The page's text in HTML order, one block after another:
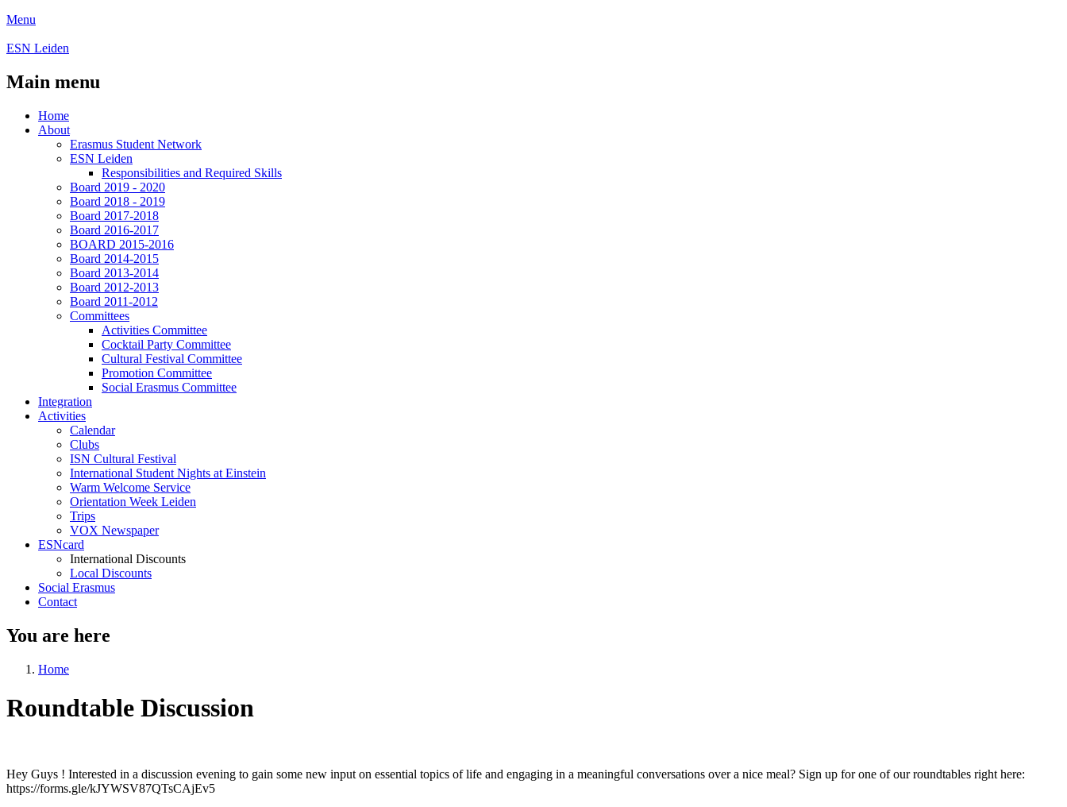
Menu
ESN Leiden
Main menu
Home
About
Erasmus Student Network
ESN Leiden
Responsibilities and Required Skills
Board 2019 - 2020
Board 2018 - 2019
Board 2017-2018
Board 2016-2017
BOARD 2015-2016
Board 2014-2015
Board 2013-2014
Board 2012-2013
Board 2011-2012
Committees
Activities Committee
Cocktail Party Committee
Cultural Festival Committee
Promotion Committee
Social Erasmus Committee
Integration
Activities
Calendar
Clubs
ISN Cultural Festival
International Student Nights at Einstein
Warm Welcome Service
Orientation Week Leiden
Trips
VOX Newspaper
ESNcard
International Discounts
Local Discounts
Social Erasmus
Contact
You are here
Home
Roundtable Discussion
Hey Guys ! Interested in a discussion evening to gain some new input on essential topics of life and engaging in a meaningful conversations over a nice meal? Sign up for one of our roundtables right here:
https://forms.gle/kJYWSV87QTsCAjEv5